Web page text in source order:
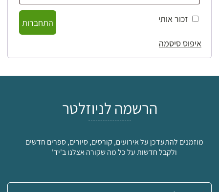
זכור אותי
התחברות
איפוס סיסמה
הרשמה לניוזלטר
מוזמנים להתעדכן על אירועים, קורסים, סיורים, ספרים חדשים
ולקבל חדשות על כל מה שקורה אצלנו ב'יד'
אימייל: